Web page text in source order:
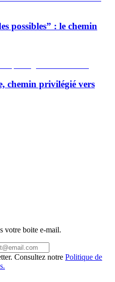
possibles” : le chemin
chemin privilégié vers
votre boite e-mail.
Consultez notre Politique de